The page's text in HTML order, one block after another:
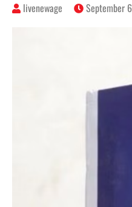
livenewage September